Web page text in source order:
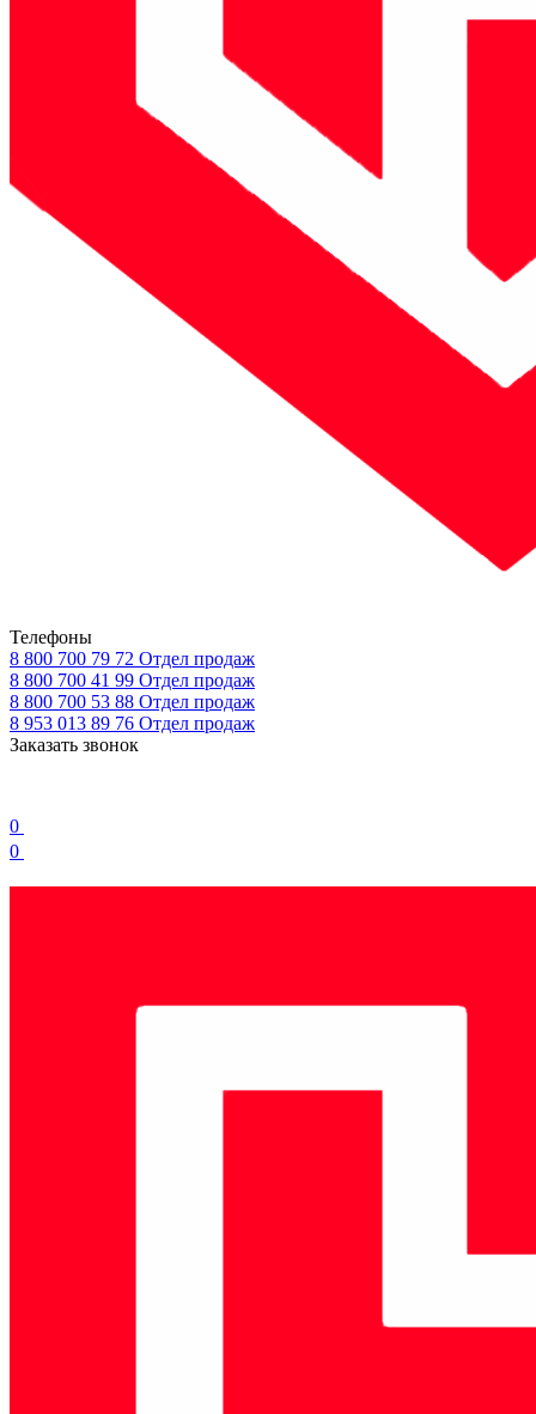
Телефоны
8 800 700 79 72 Отдел продаж
8 800 700 41 99 Отдел продаж
8 800 700 53 88 Отдел продаж
8 953 013 89 76 Отдел продаж
Заказать звонок
0
0